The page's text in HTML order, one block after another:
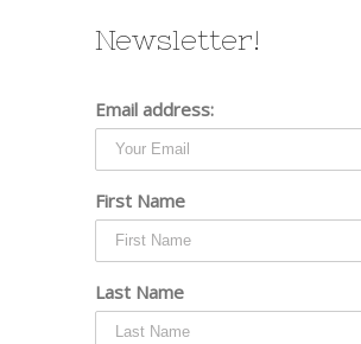
Newsletter!
Email address:
First Name
Last Name